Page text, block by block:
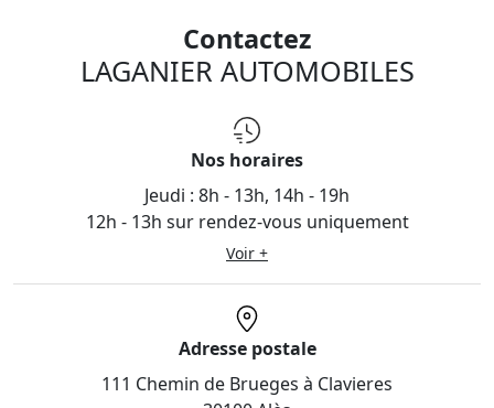
Contactez
LAGANIER AUTOMOBILES
Nos horaires
Jeudi : 8h - 13h, 14h - 19h
12h - 13h sur rendez-vous uniquement
Voir +
Adresse postale
111 Chemin de Brueges à Clavieres